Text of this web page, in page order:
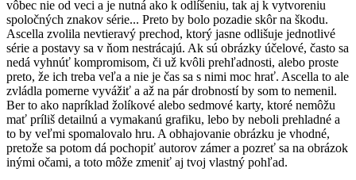
vôbec nie od veci a je nutná ako k odlíšeniu, tak aj k vytvoreniu
spoločných znakov série... Preto by bolo pozadie skôr na škodu.
Ascella zvolila nevtieravý prechod, ktorý jasne odlišuje jednotlivé
série a postavy sa v ňom nestrácajú. Ak sú obrázky účelové, často sa
nedá vyhnúť kompromisom, či už kvôli prehľadnosti, alebo proste
preto, že ich treba veľa a nie je čas sa s nimi moc hrať. Ascella to ale
zvládla pomerne vyvážiť a až na pár drobností by som to nemenil.
Ber to ako napríklad žolíkové alebo sedmové karty, ktoré nemôžu
mať príliš detailnú a vymakanú grafiku, lebo by neboli prehladné a
to by veľmi spomalovalo hru. A obhajovanie obrázku je vhodné,
pretože sa potom dá pochopiť autorov zámer a pozreť sa na obrázok
inými očami, a toto môže zmeniť aj tvoj vlastný pohľad.